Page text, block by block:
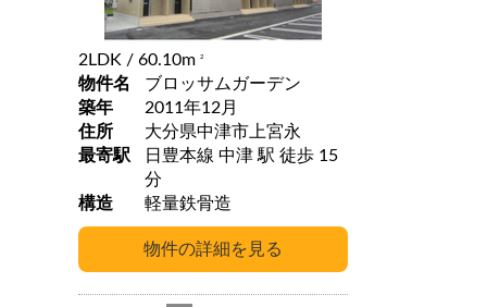
2LDK / 60.10m 2
物件名
ブロッサムガーデン
築年
2011年12月
住所
大分県中津市上宮永
最寄駅
日豊本線 中津 駅 徒歩 15
分
構造
軽量鉄骨造